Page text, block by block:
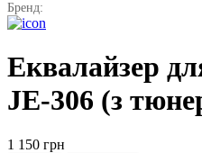
Бренд:
Еквалайзер
JE-306 (з
1 150 грн